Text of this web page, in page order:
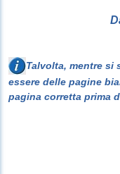
Talvolta, mentre si
essere delle pagine
pagina corretta prima